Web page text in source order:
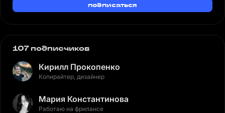
подписаться
107 подписчиков
Кирилл Прокопенко
Копирайтер, дизайнер
Мария Константинова
Работаю на фрилансе